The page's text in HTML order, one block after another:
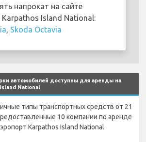
напрокат на сайте
Island National:
, Skoda Octavia
автомобилей доступны для аренды на
National
типы транспортных средств от 21
10 компании по аренде
Karpathos Island National.